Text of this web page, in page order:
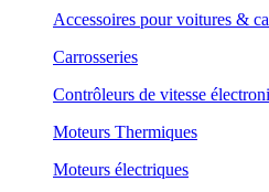
Accessoires pour voitures &
Carrosseries
Contrôleurs de vitesse
Moteurs Thermiques
Moteurs électriques